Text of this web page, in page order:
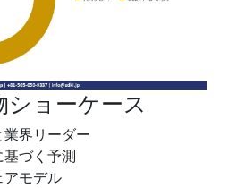
ョーケース
界リーダー
づく予測
アモデル